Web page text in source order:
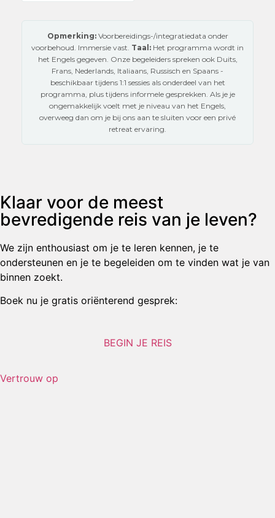
Opmerking:Voorbereidings-/integratiedata onder
voorbehoud. Immersie vast. Taal: Het programma wordt in
het Engels gegeven. Onze begeleiders spreken ook Duits,
Frans, Nederlands, Italiaans, Russisch en Spaans -
beschikbaar tijdens 1:1 sessies als onderdeel van het
programma, plus tijdens informele gesprekken. Als je je
ongemakkelijk voelt met je niveau van het Engels,
overweeg dan om je bij ons aan te sluiten voor een privé
retreat ervaring.
Klaar voor de meest
bevredigende reis van je leven?
We zijn enthousiast om je te leren kennen, je te
ondersteunen en je te begeleiden om te vinden wat je van
binnen zoekt.
Boek nu je gratis oriënterend gesprek:
BEGIN JE REIS
Vertrouw op